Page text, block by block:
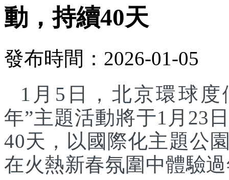
動，持續40天
發布時間：2026-01-05
1月5日，北京環球度
年”主題活動將于1月23
40天，以國際化主題公
在火熱新春氛圍中體驗